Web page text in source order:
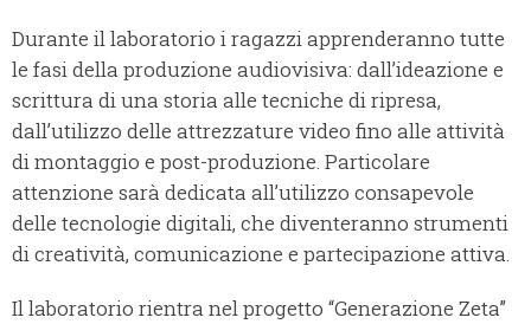
Durante il laboratorio i ragazzi apprenderanno tutte
le fasi della produzione audiovisiva: dall’ideazione e
scrittura di una storia alle tecniche di ripresa,
dall’utilizzo delle attrezzature video fino alle attività
di montaggio e post-produzione. Particolare
attenzione sarà dedicata all’utilizzo consapevole
delle tecnologie digitali, che diventeranno strumenti
di creatività, comunicazione e partecipazione attiva.
Il laboratorio rientra nel progetto “Generazione Zeta”